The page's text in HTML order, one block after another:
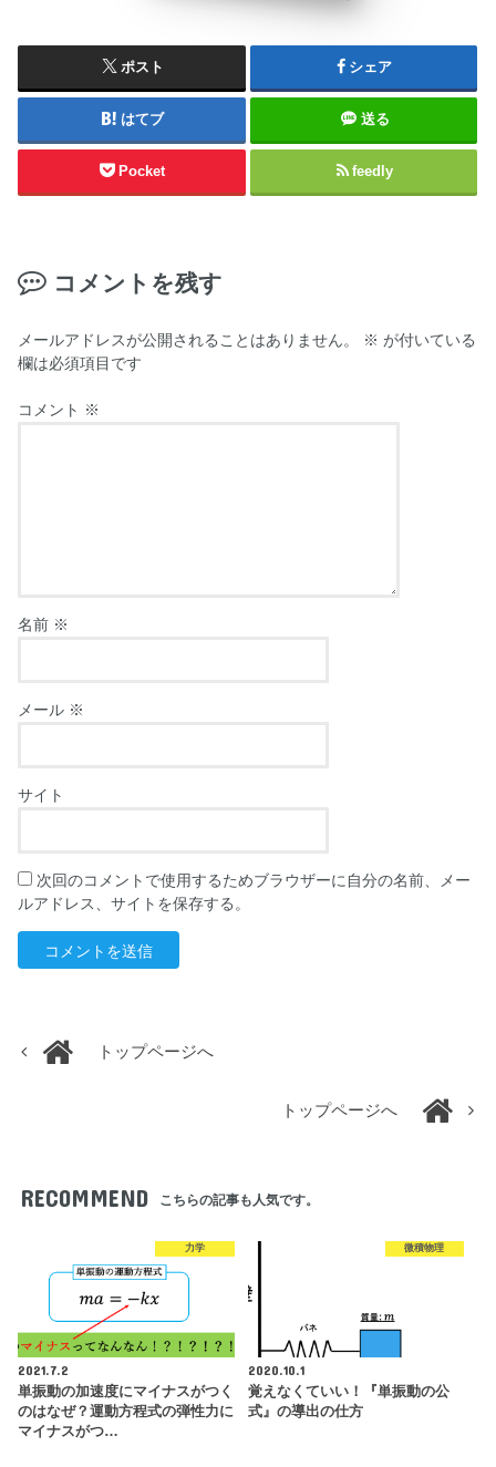
ポスト シェア
はてブ 送る
Pocket feedly
コメントを残す
メールアドレスが公開されることはありません。 ※ が付いている
欄は必須項目です
コメント ※
名前 ※
メール ※
サイト
次回のコメントで使用するためブラウザーに自分の名前、メー
ルアドレス、サイトを保存する。
トップページへ
トップページへ
RECOMMEND こちらの記事も人気です。
力学
2021.7.2
単振動の加速度にマイナスがつく
のはなぜ？運動方程式の弾性力に
マイナスがつ…
微積物理
2020.10.1
覚えなくていい！『単振動の公
式』の導出の仕方